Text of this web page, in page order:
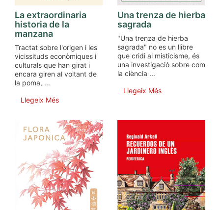
La extraordinaria
historia de la
manzana
Tractat sobre l'origen i les
vicissituds econòmiques i
culturals que han girat i
encara giren al voltant de
la poma, ...
Llegeix Més
Una trenza de hierba
sagrada
"Una trenza de hierba
sagrada" no es un llibre
que cridi al misticisme, és
una investigació sobre com
la ciència ...
Llegeix Més